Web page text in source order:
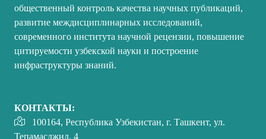
общественный контроль качества научных публикаций,
развитие междисциплинарных исследований,
современного института научной рецензии, повышение
цитируемости узбекской науки и построение
инфраструктуры знаний.
КОНТАКТЫ:
100164, Республика Узбекистан, г. Ташкент, ул.
Тепамасджид, 4